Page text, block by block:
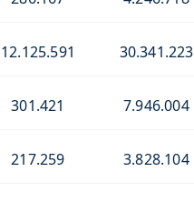
12.125.591 30.341.223
301.421 7.946.004
217.259 3.828.104